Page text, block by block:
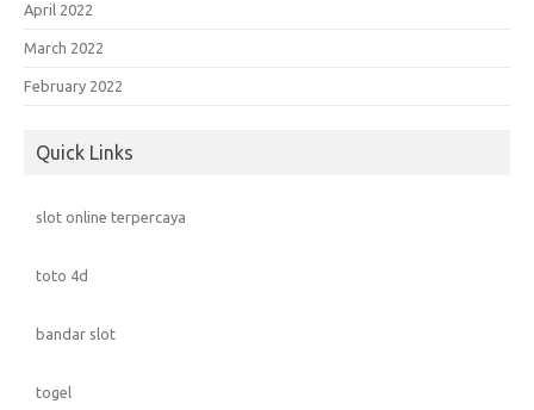
April 2022
March 2022
February 2022
Quick Links
slot online terpercaya
toto 4d
bandar slot
togel